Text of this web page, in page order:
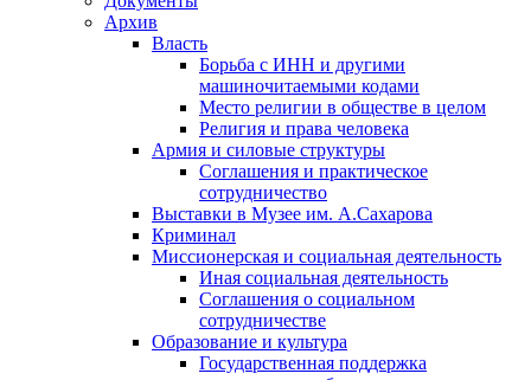
Архив
Власть
Борьба с ИНН и другими
машиночитаемыми кодами
Место религии в обществе в целом
Религия и права человека
Армия и силовые структуры
Соглашения и практическое
сотрудничество
Выставки в Музее им. А.Сахарова
Криминал
Миссионерская и социальная деятельность
Иная социальная деятельность
Соглашения о социальном
сотрудничестве
Образование и культура
Государственная поддержка